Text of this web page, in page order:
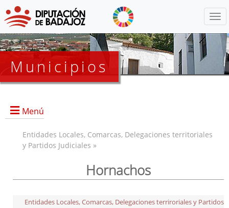
Municipios
Menú
Entidades Locales, Comarcas, Delegaciones territoriales
y Partidos Judiciales »
Hornachos
Entidades Locales, Comarcas, Delegaciones terriroriales y Partidos